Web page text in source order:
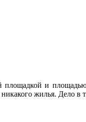
площадкой и
жилья. Дело в